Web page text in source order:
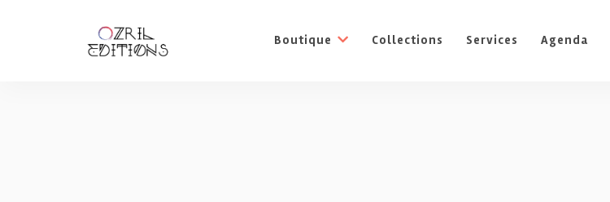
Boutique Collections Services Agenda